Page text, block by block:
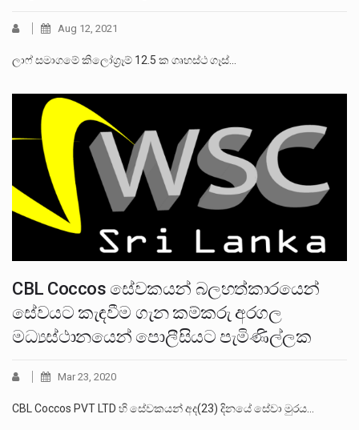
Aug 12, 2021
ලාෆ් සමාගමේ කිලෝග්‍රෑම් 12.5 ක ගෘහස්ථ ගෑස්…
CBL Coccos සේවකයන් බලහත්කාරයෙන්
සේවයට කැඳවීම ගැන කම්කරු අරගල
මධ්‍යස්ථානයෙන් පොලීසියට පැමිණිල්ලක
Mar 23, 2020
CBL Coccos PVT LTD හි සේවකයන් අද(23) දිනයේ සේවා මුරය…